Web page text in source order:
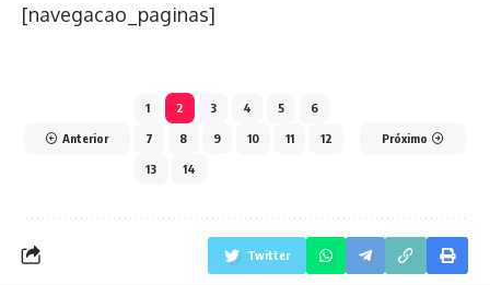
[navegacao_paginas]
Anterior
1 2 3 4 5 6
7 8 9 10 11 12
13 14
Próximo
Twitter